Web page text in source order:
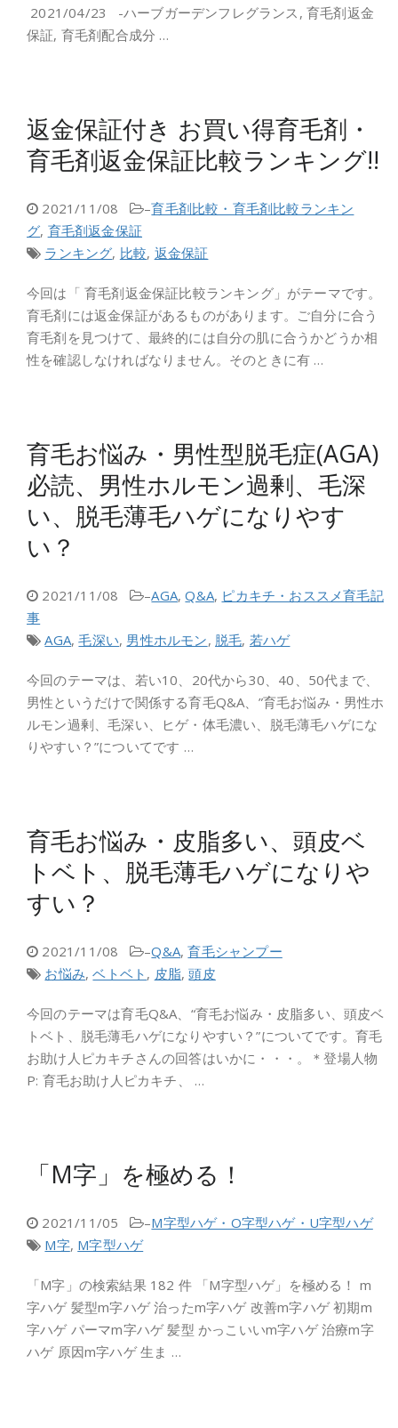
2021/04/23 -ハーブガーデンフレグランス, 育毛剤返金
保証, 育毛剤配合成分 …
返金保証付き お買い得育毛剤・
育毛剤返金保証比較ランキング!!
2021/11/08 –育毛剤比較・育毛剤比較ランキン
グ, 育毛剤返金保証
ランキング, 比較, 返金保証
今回は「 育毛剤返金保証比較ランキング」がテーマです。
育毛剤には返金保証があるものがあります。ご自分に合う
育毛剤を見つけて、最終的には自分の肌に合うかどうか相
性を確認しなければなりません。そのときに有 …
育毛お悩み・男性型脱毛症(AGA)
必読、男性ホルモン過剰、毛深
い、脱毛薄毛ハゲになりやす
い？
2021/11/08 –AGA,Q&A, ピカキチ・おススメ育毛記
事
AGA,毛深い, 男性ホルモン, 脱毛, 若ハゲ
今回のテーマは、若い10、20代から30、40、50代まで、
男性というだけで関係する育毛Q&A、”育毛お悩み・男性ホ
ルモン過剰、毛深い、ヒゲ・体毛濃い、脱毛薄毛ハゲにな
りやすい？”についてです …
育毛お悩み・皮脂多い、頭皮ベ
トベト、脱毛薄毛ハゲになりや
すい？
2021/11/08 –Q&A,育毛シャンプー
お悩み,ベトベト , 皮脂,頭皮
今回のテーマは育毛Q&A、“育毛お悩み・皮脂多い、頭皮ベ
トベト、脱毛薄毛ハゲになりやすい？”についてです。育毛
お助け人ピカキチさんの回答はいかに・・・。＊登場人物
P: 育毛お助け人ピカキチ、 …
「M字」を極める！
2021/11/05 –M字型ハゲ・O字型ハゲ・U字型ハゲ
M字, M字型ハゲ
「M字」の検索結果 182 件 「M字型ハゲ」を極める！ m
字ハゲ 髪型m字ハゲ 治ったm字ハゲ 改善m字ハゲ 初期m
字ハゲ パーマm字ハゲ 髪型 かっこいいm字ハゲ 治療m字
ハゲ 原因m字ハゲ 生ま …